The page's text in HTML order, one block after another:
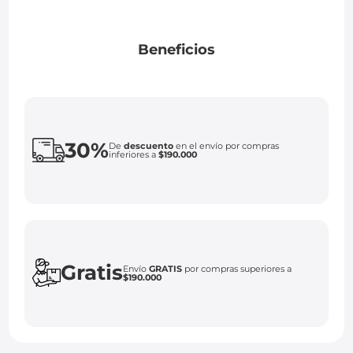
Beneficios
30%Dedescuento en el envío por compras
inferiores a$190.000
GratisEnvíoGRATIS por compras superiores a
$190.000